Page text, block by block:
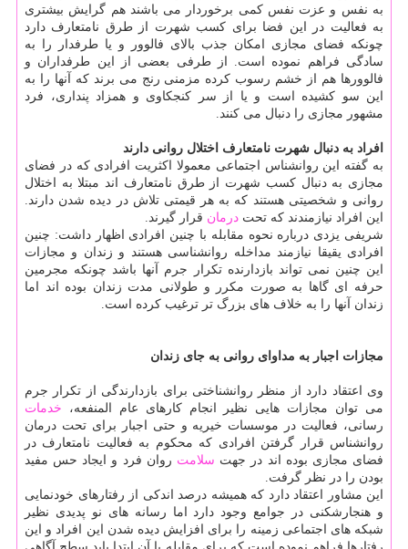
به نفس و عزت نفس کمی برخوردار می باشند هم گرایش بیشتری
به فعالیت در این فضا برای کسب شهرت از طرق نامتعارف دارد
چونکه فضای مجازی امکان جذب بالای فالوور و یا طرفدار را به
سادگی فراهم نموده است. از طرفی بعضی از این طرفداران و
فالوورها هم از خشم رسوب کرده مزمنی رنج می برند که آنها را به
این سو کشیده است و یا از سر کنجکاوی و همزاد پنداری، فرد
مشهور مجازی را دنبال می کنند.
افراد به دنبال شهرت نامتعارف اختلال روانی دارند
به گفته این روانشناس اجتماعی معمولا اکثریت افرادی که در فضای
مجازی به دنبال کسب شهرت از طرق نامتعارف اند مبتلا به اختلال
روانی و شخصیتی هستند که به هر قیمتی تلاش در دیده شدن دارند.
این افراد نیازمندند که تحت درمان قرار گیرند.
شریفی یزدی درباره نحوه مقابله با چنین افرادی اظهار داشت: چنین
افرادی یقیقا نیازمند مداخله روانشناسی هستند و زندان و مجازات
این چنین نمی تواند بازدارنده تکرار جرم آنها باشد چونکه مجرمین
حرفه ای گاها به صورت مکرر و طولانی مدت زندان بوده اند اما
زندان آنها را به خلاف های بزرگ تر ترغیب کرده است.
مجازات اجبار به مداوای روانی به جای زندان
وی اعتقاد دارد از منظر روانشناختی برای بازدارندگی از تکرار جرم
می توان مجازات هایی نظیر انجام کارهای عام المنفعه، خدمات
رسانی، فعالیت در موسسات خیریه و حتی اجبار برای تحت درمان
روانشناس قرار گرفتن افرادی که محکوم به فعالیت نامتعارف در
فضای مجازی بوده اند در جهت سلامت روان فرد و ایجاد حس مفید
بودن را در نظر گرفت.
این مشاور اعتقاد دارد که همیشه درصد اندکی از رفتارهای خودنمایی
و هنجارشکنی در جوامع وجود دارد اما رسانه های نو پدیدی نظیر
شبکه های اجتماعی زمینه را برای افزایش دیده شدن این افراد و این